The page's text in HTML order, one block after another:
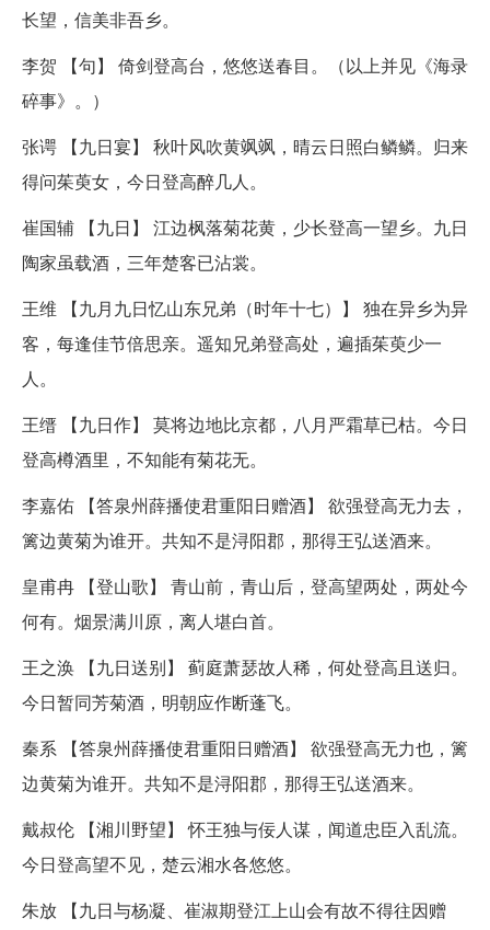
长望，信美非吾乡。
李贺 【句】 倚剑登高台，悠悠送春目。（以上并见《海录
碎事》。）
张谔 【九日宴】 秋叶风吹黄飒飒，晴云日照白鳞鳞。归来
得问茱萸女，今日登高醉几人。
崔国辅 【九日】 江边枫落菊花黄，少长登高一望乡。九日
陶家虽载酒，三年楚客已沾裳。
王维 【九月九日忆山东兄弟（时年十七）】 独在异乡为异
客，每逢佳节倍思亲。遥知兄弟登高处，遍插茱萸少一
人。
王缙 【九日作】 莫将边地比京都，八月严霜草已枯。今日
登高樽酒里，不知能有菊花无。
李嘉佑 【答泉州薛播使君重阳日赠酒】 欲强登高无力去，
篱边黄菊为谁开。共知不是浔阳郡，那得王弘送酒来。
皇甫冉 【登山歌】 青山前，青山后，登高望两处，两处今
何有。烟景满川原，离人堪白首。
王之涣 【九日送别】 蓟庭萧瑟故人稀，何处登高且送归。
今日暂同芳菊酒，明朝应作断蓬飞。
秦系 【答泉州薛播使君重阳日赠酒】 欲强登高无力也，篱
边黄菊为谁开。共知不是浔阳郡，那得王弘送酒来。
戴叔伦 【湘川野望】 怀王独与佞人谋，闻道忠臣入乱流。
今日登高望不见，楚云湘水各悠悠。
朱放 【九日与杨凝、崔淑期登江上山会有故不得往因赠